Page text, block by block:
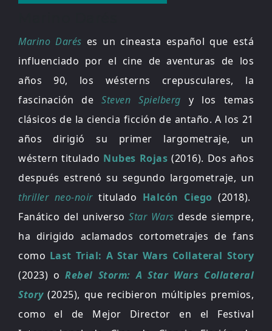
Marino Darés es un cineasta español que está
influenciado por el cine de aventuras de los
años 90, los wésterns crepusculares, la
fascinación deSteven Spielberg y los temas
clásicos de la ciencia ficción de antaño. A los 21
años dirigió su primer largometraje, un
wéstern titulado Nubes Rojas (2016). Dos años
después estrenó su segundo largometraje, un
thriller neo-noirtitulado Halcón Ciego (2018).
Fanático del universo Star Wars desde siempre,
ha dirigido aclamados cortometrajes de fans
como Last Trial: A Star Wars Collateral Story
(2023) oRebel Storm: A Star Wars Collateral
Story(2025), que recibieron múltiples premios,
como el de Mejor Director en el Festival